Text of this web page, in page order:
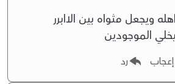
ويجعل مثواه بين الاابرر
الموجودين
إعجاب رد